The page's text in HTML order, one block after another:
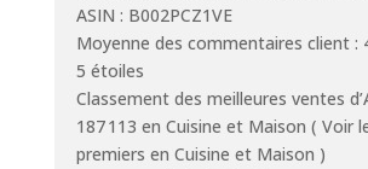
ASIN : B002PCZ1VE
Moyenne des commentaires client :
5 étoiles
Classement des meilleures ventes
187 113 en Cuisine et Maison ( Voir
premiers en Cuisine et Maison )